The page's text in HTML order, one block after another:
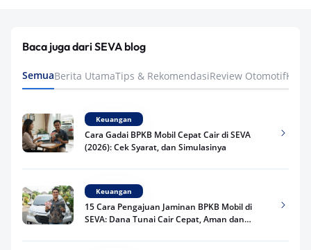
Baca juga dari SEVA blog
SemuaBerita UtamaTips & RekomendasiReview Otomotif
Keuangan
Cara Gadai BPKB Mobil Cepat Cair di SEVA
(2026): Cek Syarat, dan Simulasinya
Keuangan
15 Cara Pengajuan Jaminan BPKB Mobil di
SEVA: Dana Tunai Cair Cepat, Aman dan